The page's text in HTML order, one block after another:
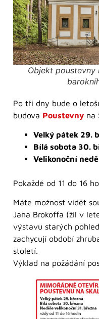
Objekt poustevny
Po tři dny bude o
budova Poustevny na
Velký pátek 29.
Bílá sobota 30.
Velikonoční
Pokaždé od 11 do 16
Máte možnost vidět
Jana Brokoffa (žil v
výstavu starých
zachycují období
století.
Výklad na požádání